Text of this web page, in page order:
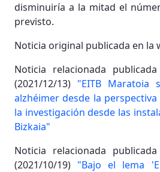
disminuiría a la mitad el
previsto.
Noticia original publicada en la
Noticia relacionada
(2021/12/13) "EITB Maratoia
alzhéimer desde la
la investigación desde las
Bizkaia"
Noticia relacionada
(2021/10/19) "Bajo el lema